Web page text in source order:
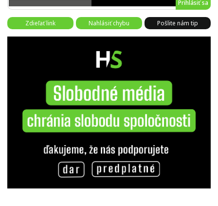
Prihlásiť sa
Zdieľať link Nahlásiť chybu Pošlite nám tip